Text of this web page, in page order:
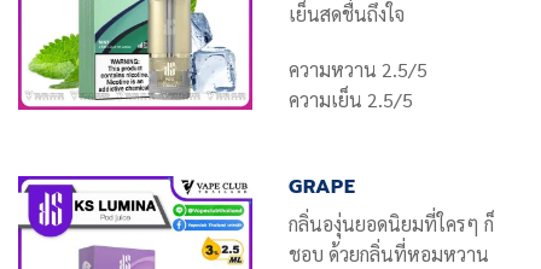
เย็นสดชื่นถึงใจ
ความหวาน 2.5/5
ความเย็น 2.5/5
GRAPE
กลิ่นองุ่นยอดนิยมที่ใครๆ ก็
ชอบ ด้วยกลิ่นที่หอมหวาน